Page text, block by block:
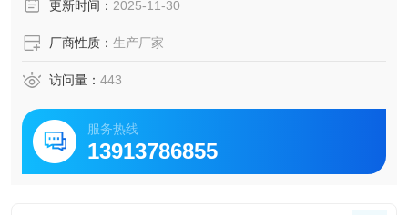
更新时间： 2025-11-30
厂商性质： 生产厂家
访问量： 443
服务热线
13913786855